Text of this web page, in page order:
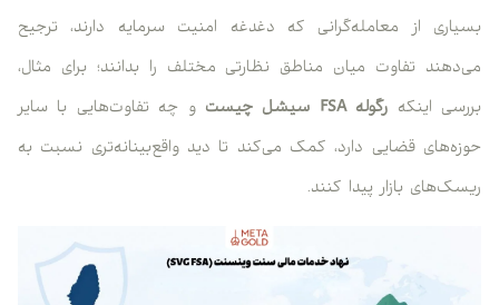
بسیاری از معامله‌گرانی که دغدغه امنیت سرمایه دارند، ترجیح
می‌دهند تفاوت میان مناطق نظارتی مختلف را بدانند؛ برای مثال،
بررسی اینکه رگوله FSA سیشل چیست
و چه تفاوت‌هایی با سایر
حوزه‌های قضایی دارد، کمک می‌کند تا دید واقع‌بینانه‌تری نسبت به
ریسک‌های بازار پیدا کنند.